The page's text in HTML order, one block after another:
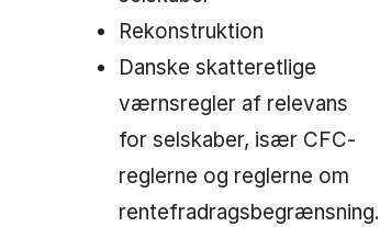
Rekonstruktion
Danske skatteretlige
værnsregler af relevans
for selskaber, især CFC-
reglerne og reglerne om
rentefradragsbegrænsning.